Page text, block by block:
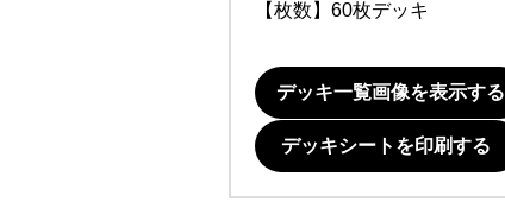
【枚数】60枚デッキ
デッキ一覧画像を表示する
デッキシートを印刷する